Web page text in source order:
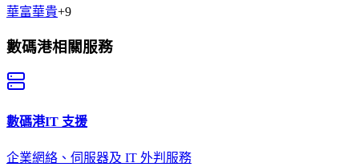
華富華貴+9
數碼港相關服務
數碼港IT 支援
企業網絡、伺服器及 IT 外判服務